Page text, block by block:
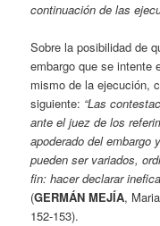
continuación de las
Sobre la posibilidad de
embargo que se intente
mismo de la ejecución,
siguiente: “Las
ante el juez de los
apoderado del embargo
pueden ser variados,
fin: hacer declarar
(GERMÁN MEJÍA,
152-153).